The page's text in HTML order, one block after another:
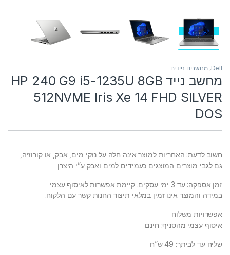
Dell
,מחשבים ניידים
מחשב נייד HP 240 G9 i5-1235U 8GB
512NVME Iris Xe 14 FHD SILVER
DOS
חשוב לדעת: האחריות למוצר אינה חלה על נזקי מים, אבק, או קורוזיה,
גם לגבי מוצרים המוצגים כעמידים למים ואבק ע”י היצרן
זמן אספקה: עד 3 ימי עסקים. קיימת אפשרות לאיסוף עצמי
במידה והמוצר אינו זמין במלאי תיצור החנות קשר עם הלקוח.
אפשרויות משלוח
איסוף עצמי מהסניף: חינם
שליח עד לביתך: 49 ש”ח